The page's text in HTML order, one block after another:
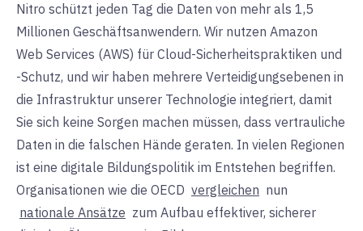
Nitro schützt jeden Tag die Daten von mehr als 1,5
Millionen Geschäftsanwendern. Wir nutzen Amazon
Web Services (AWS) für Cloud-Sicherheitspraktiken und
-Schutz, und wir haben mehrere Verteidigungsebenen in
die Infrastruktur unserer Technologie integriert, damit
Sie sich keine Sorgen machen müssen, dass vertrauliche
Daten in die falschen Hände geraten. In vielen Regionen
ist eine digitale Bildungspolitik im Entstehen begriffen.
Organisationen wie die OECD vergleichen nun
nationale Ansätze zum Aufbau effektiver, sicherer